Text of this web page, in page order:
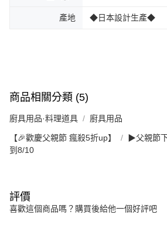
產地 ◆日本設計生產◆
商品相關分類 (5)
廚具用品·料理道具 廚具用品
【🎉歡慶父親節 瘋殺5折up】
▶父親節
到8/10
評價
喜歡這個商品嗎？購買後給他一個好評吧